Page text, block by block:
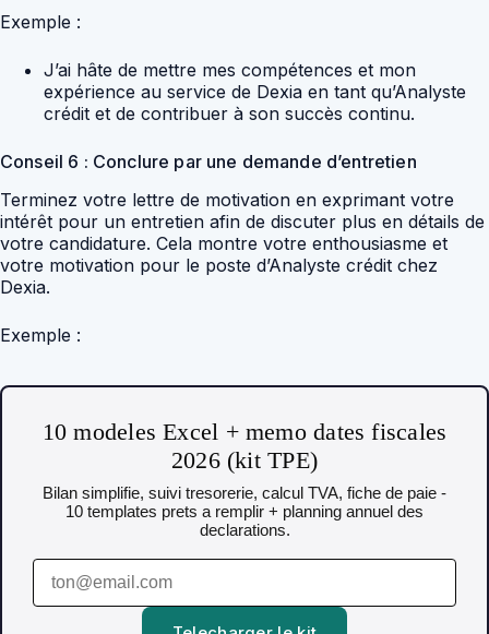
Exemple :
J’ai hâte de mettre mes compétences et mon
expérience au service de Dexia en tant qu’Analyste
crédit et de contribuer à son succès continu.
Conseil 6 : Conclure par une demande d’entretien
Terminez votre lettre de motivation en exprimant votre
intérêt pour un entretien afin de discuter plus en détails de
votre candidature. Cela montre votre enthousiasme et
votre motivation pour le poste d’Analyste crédit chez
Dexia.
Exemple :
10 modeles Excel + memo dates fiscales
2026 (kit TPE)
Bilan simplifie, suivi tresorerie, calcul TVA, fiche de paie -
10 templates prets a remplir + planning annuel des
declarations.